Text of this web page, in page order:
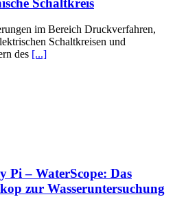
im Bereich Druckverfahren,
Schaltkreisen und
des [...]
Pi – WaterScope: Das
zur Wasseruntersuchung